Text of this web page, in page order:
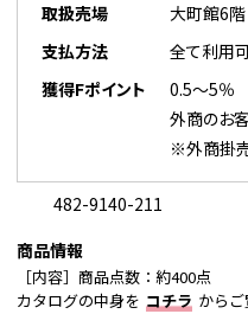
取扱売場
大町館6階
支払方法
全て利用
獲得Fポイント
0.5～5％
外商のお
※外商掛
482-9140-211
商品情報
［内容］商品点数：約400点
カタログの中身を コチラ からご